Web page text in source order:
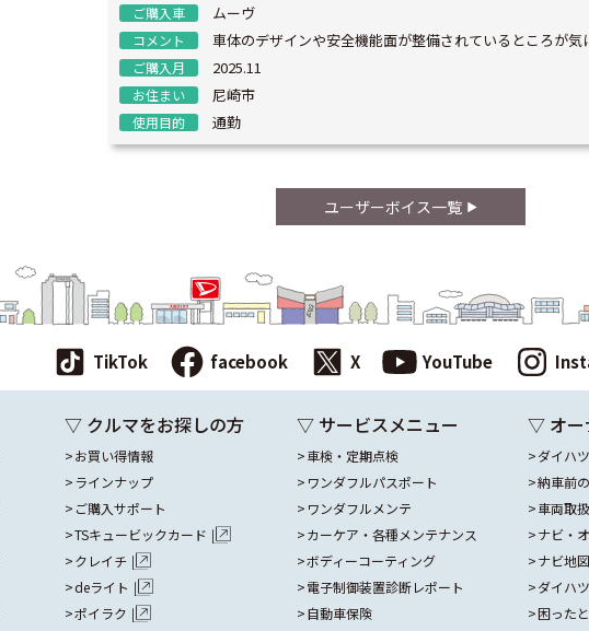
ご購入車 ムーヴ
コメント 車体のデザインや安全機能面が整備されているところが気
ご購入月 2025.11
お住まい 尼崎市
使用目的 通勤
ユーザーボイス一覧
TikTok facebook X YouTube
▽ クルマをお探しの方
お買い得情報
ラインナップ
ご購入サポート
TSキュービックカード
クレイチ
deライト
ポイラク
▽ サービスメニュー
車検・定期点検
ワンダフルパスポート
ワンダフルメンテ
カーケア・各種メンテナンス
ボディーコーティング
電子制御装置診断レポート
自動車保険
▽ オー
ダイハ
納車前
車両取
ナビ・
ナビ地
ダイハ
困った